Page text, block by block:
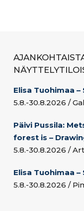
Elisa Tuohimaa
5.8.-30.8.2026 /
Päivi Pussila:
forest is –
5.8.-30.8.2026 /
Elisa Tuohimaa
5.8.-30.8.2026 /